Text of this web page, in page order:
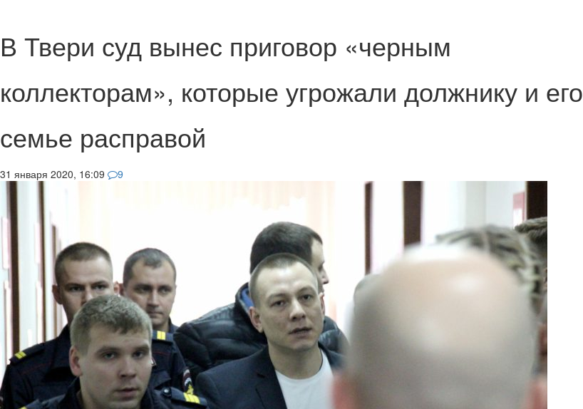
В Твери суд вынес приговор «черным
коллекторам», которые угрожали должнику и его
семье расправой
31 января 2020, 16:09 9